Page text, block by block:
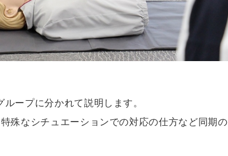
ープに分かれて説明します。
殊なシチュエーションでの対応の仕方など同期の